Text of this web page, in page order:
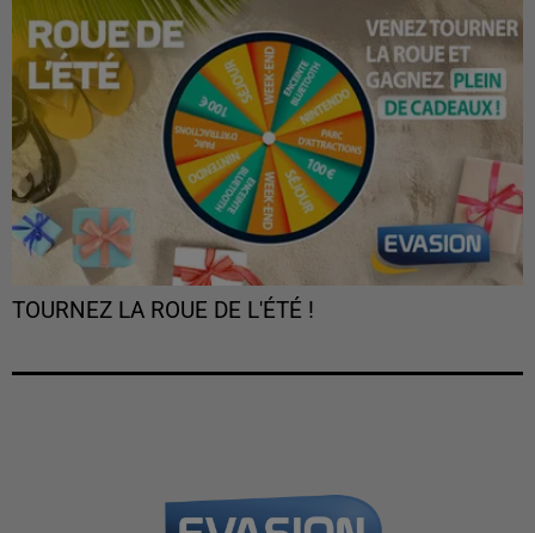
TOURNEZ LA ROUE DE L'ÉTÉ !